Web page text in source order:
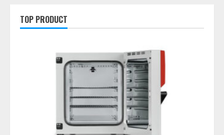
Profesional
1
Gold Tester Machine: Solusi Modern
untuk Pengujian Kadar Emas yang
Cepat dan Efisien
July 21, 2026
TOP PRODUCT